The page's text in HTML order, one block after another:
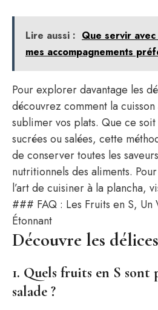
Lire aussi : Que servir
mes accompagnements
Pour explorer davantage les
découvrez comment la
sublimer vos plats. Que ce
sucrées ou salées, cette
de conserver toutes les
nutritionnels des aliments.
l’art de cuisiner à la plancha,
### FAQ : Les Fruits en S, Un
Étonnant
Découvre les
1. Quels fruits en S sont
salade ?